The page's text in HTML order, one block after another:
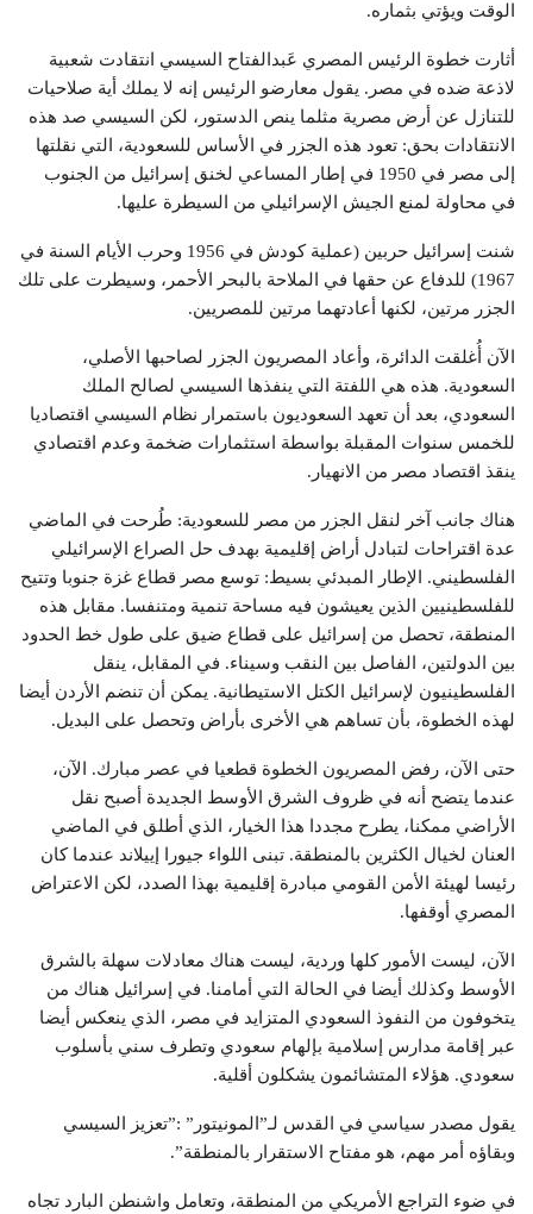
الوقت ويؤتي بثماره.
أثارت خطوة الرئيس المصري عَبدالفتاح السيسي انتقادت شعبية
لاذعة ضده في مصر. يقول معارضو الرئيس إنه لا يملك أية صلاحيات
للتنازل عن أرض مصرية مثلما ينص الدستور، لكن السيسي صد هذه
الانتقادات بحق: تعود هذه الجزر في الأساس للسعودية، التي نقلتها
إلى مصر في 1950 في إطار المساعي لخنق إسرائيل من الجنوب
في محاولة لمنع الجيش الإسرائيلي من السيطرة عليها.
شنت إسرائيل حربين (عملية كودش في 1956 وحرب الأيام السنة في
1967) للدفاع عن حقها في الملاحة بالبحر الأحمر، وسيطرت على تلك
الجزر مرتين، لكنها أعادتهما مرتين للمصريين.
الآن أُغلقت الدائرة، وأعاد المصريون الجزر لصاحبها الأصلي،
السعودية. هذه هي اللفتة التي ينفذها السيسي لصالح الملك
السعودي، بعد أن تعهد السعوديون باستمرار نظام السيسي اقتصاديا
للخمس سنوات المقبلة بواسطة استثمارات ضخمة وعدم اقتصادي
ينقذ اقتصاد مصر من الانهيار.
هناك جانب آخر لنقل الجزر من مصر للسعودية: طُرحت في الماضي
عدة اقتراحات لتبادل أراض إقليمية بهدف حل الصراع الإسرائيلي
الفلسطيني. الإطار المبدئي بسيط: توسع مصر قطاع غزة جنوبا وتتيح
للفلسطينيين الذين يعيشون فيه مساحة تنمية ومتنفسا. مقابل هذه
المنطقة، تحصل من إسرائيل على قطاع ضيق على طول خط الحدود
بين الدولتين، الفاصل بين النقب وسيناء. في المقابل، ينقل
الفلسطينيون لإسرائيل الكتل الاستيطانية. يمكن أن تنضم الأردن أيضا
لهذه الخطوة، بأن تساهم هي الأخرى بأراض وتحصل على البديل.
حتى الآن، رفض المصريون الخطوة قطعيا في عصر مبارك. الآن،
عندما يتضح أنه في ظروف الشرق الأوسط الجديدة أصبح نقل
الأراضي ممكنا، يطرح مجددا هذا الخيار، الذي أطلق في الماضي
العنان لخيال الكثرين بالمنطقة. تبنى اللواء جيورا إييلاند عندما كان
رئيسا لهيئة الأمن القومي مبادرة إقليمية بهذا الصدد، لكن الاعتراض
المصري أوقفها.
الآن، ليست الأمور كلها وردية، ليست هناك معادلات سهلة بالشرق
الأوسط وكذلك أيضا في الحالة التي أمامنا. في إسرائيل هناك من
يتخوفون من النفوذ السعودي المتزايد في مصر، الذي ينعكس أيضا
عبر إقامة مدارس إسلامية بإلهام سعودي وتطرف سني بأسلوب
سعودي. هؤلاء المتشائمون يشكلون أقلية.
يقول مصدر سياسي في القدس لـ”المونيتور” :”تعزيز السيسي
وبقاؤه أمر مهم، هو مفتاح الاستقرار بالمنطقة”.
في ضوء التراجع الأمريكي من المنطقة، وتعامل واشنطن البارد تجاه